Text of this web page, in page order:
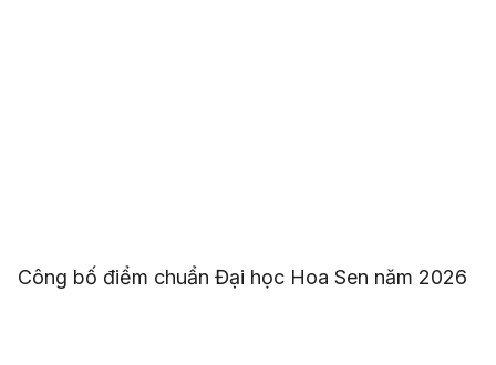
Công bố điểm chuẩn Đại học Hoa Sen năm 2026